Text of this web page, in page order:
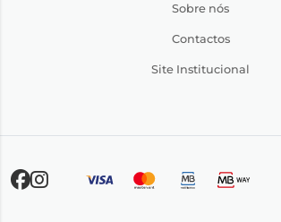
Sobre nós
Contactos
Site Institucional